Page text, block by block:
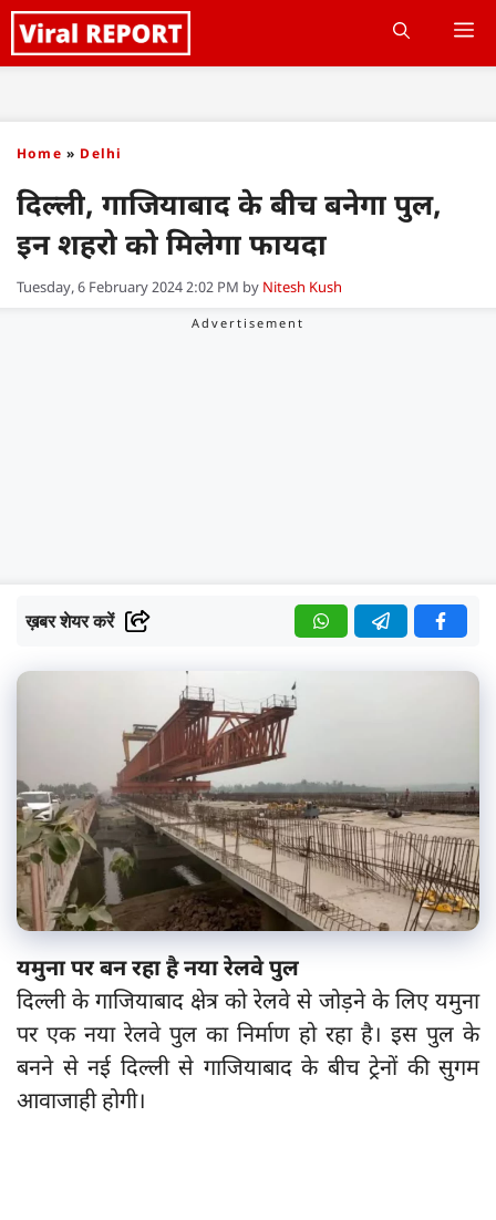
Skip
to
Home » Delhi
दिल्ली, गाजियाबाद के बीच बनेगा पुल,
इन शहरो को मिलेगा फायदा
Tuesday, 6 February 2024 2:02 PM by Nitesh Kush
ख़बर शेयर करें
यमुना पर बन रहा है नया रेलवे पुल
दिल्ली के गाजियाबाद क्षेत्र को रेलवे से जोड़ने के लिए यमुना
पर एक नया रेलवे पुल का निर्माण हो रहा है। इस पुल के
बनने से नई दिल्ली से गाजियाबाद के बीच ट्रेनों की सुगम
आवाजाही होगी।